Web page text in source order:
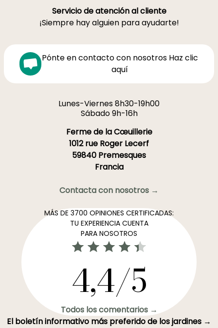
Servicio de atención al cliente
¡Siempre hay alguien para ayudarte!
Pónte en contacto con nosotros Haz clic
aquí
Lunes-Viernes 8h30-19h00
Sábado 9h-16h
Ferme de la Cœuillerie
1012 rue Roger Lecerf
59840 Premesques
Francia
Contacta con nosotros →
MÁS DE 3700 OPINIONES CERTIFICADAS:
TU EXPERIENCIA CUENTA
PARA NOSOTROS
4,4/5
Todos los comentarios →
El boletín informativo más preferido de los jardines →